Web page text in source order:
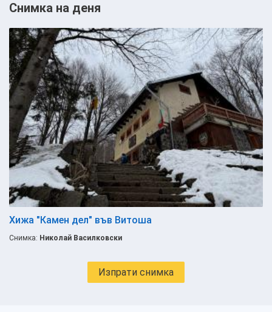
Снимка на деня
Хижа "Камен дел" във Витоша
Снимка: Николай Василковски
Изпрати снимка